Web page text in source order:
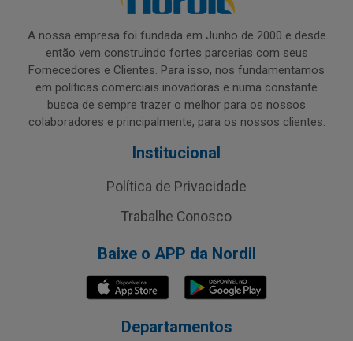
A nossa empresa foi fundada em Junho de 2000 e desde
então vem construindo fortes parcerias com seus
Fornecedores e Clientes. Para isso, nos fundamentamos
em políticas comerciais inovadoras e numa constante
busca de sempre trazer o melhor para os nossos
colaboradores e principalmente, para os nossos clientes.
Institucional
Política de Privacidade
Trabalhe Conosco
Baixe o APP da Nordil
Departamentos